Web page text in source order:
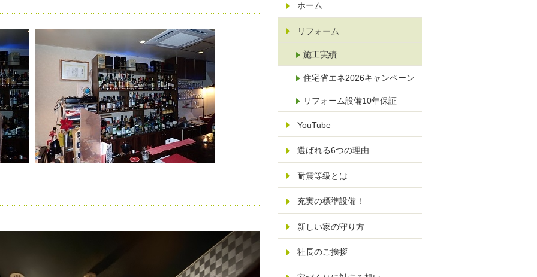
ホーム
リフォーム
施工実績
住宅省エネ2026キャンペーン
リフォーム設備10年保証
YouTube
選ばれる6つの理由
耐震等級とは
充実の標準設備！
新しい家の守り方
社長のご挨拶